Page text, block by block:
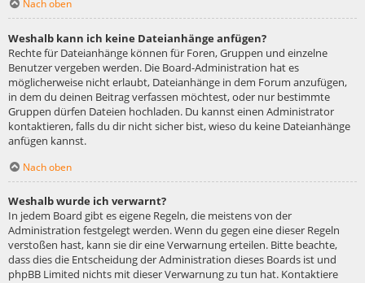
Nach oben
Weshalb kann ich keine Dateianhänge anfügen?
Rechte für Dateianhänge können für Foren, Gruppen und einzelne
Benutzer vergeben werden. Die Board-Administration hat es
möglicherweise nicht erlaubt, Dateianhänge in dem Forum anzufügen,
in dem du deinen Beitrag verfassen möchtest, oder nur bestimmte
Gruppen dürfen Dateien hochladen. Du kannst einen Administrator
kontaktieren, falls du dir nicht sicher bist, wieso du keine Dateianhänge
anfügen kannst.
Nach oben
Weshalb wurde ich verwarnt?
In jedem Board gibt es eigene Regeln, die meistens von der
Administration festgelegt werden. Wenn du gegen eine dieser Regeln
verstoßen hast, kann sie dir eine Verwarnung erteilen. Bitte beachte,
dass dies die Entscheidung der Administration dieses Boards ist und
phpBB Limited nichts mit dieser Verwarnung zu tun hat. Kontaktiere